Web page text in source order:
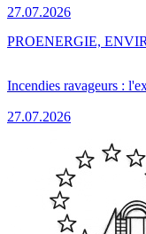
27.07.2026
Incendies ravageurs :
27.07.2026
PROENERGIE,